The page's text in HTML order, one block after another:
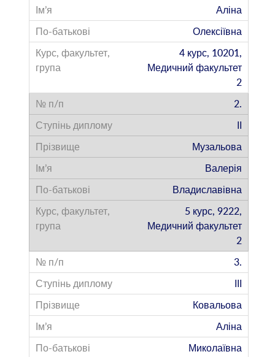
Аліна
Олексіївна
4 курс, 10201,
Медичний факультет
2
2.
ІІ
Музальова
Валерія
Владиславівна
5 курс, 9222,
Медичний факультет
2
3.
ІІІ
Ковальова
Аліна
Миколаївна